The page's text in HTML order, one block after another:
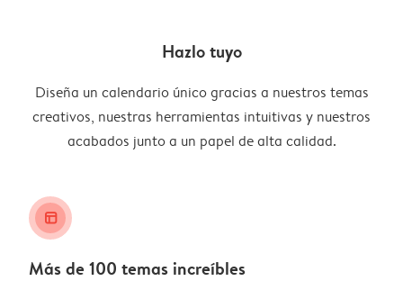
Hazlo tuyo
Diseña un calendario único gracias a nuestros temas
creativos, nuestras herramientas intuitivas y nuestros
acabados junto a un papel de alta calidad.
layout_alt
Más de 100 temas increíbles